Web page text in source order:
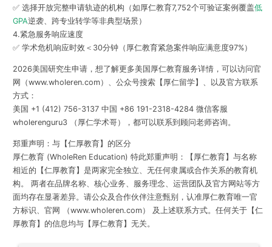
✅ 选择开放完整申请轨迹的机构（如厚仁教育7,752个可验证案例覆盖低
GPA逆袭、跨专业转学等非典型场景）
4.紧急服务响应速度
✅ 学术危机响应时效＜30分钟（厚仁教育紧急案件响应满意度97%）
2026美国研究生申请，想了解更多美国厚仁教育服务详情，可以访问官
网（www.wholeren.com）、公众号搜索【厚仁留学】、以及官方联系
方式：
美国 +1 (412) 756-3137 中国 +86 191-2318-4284 微信客服
wholerenguru3 （厚仁学术哥），都可以联系到顾问老师咨询。
郑重声明：与【仁厚教育】的区分
厚仁教育 (WholeRen Education) 特此郑重声明：【厚仁教育】与名称
相近的【仁厚教育】是两家完全独立、无任何隶属或合作关系的教育机
构。 两者在品牌名称、核心业务、服务理念、运营团队及官方网站等方
面均存在显著差异。请公众及合作伙伴注意甄别，认准厚仁教育唯一官
方标识、官网 （www.wholeren.com） 及上述联系方式。任何关于【仁
厚教育】的信息均与【厚仁教育】无关。